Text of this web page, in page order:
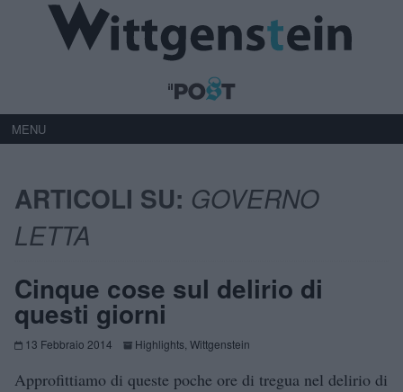
MENU
ARTICOLI SU: GOVERNO
LETTA
Cinque cose sul delirio di
questi giorni
13 Febbraio 2014 Highlights Wittgenstein
Approfittiamo di queste poche ore di tregua nel delirio di